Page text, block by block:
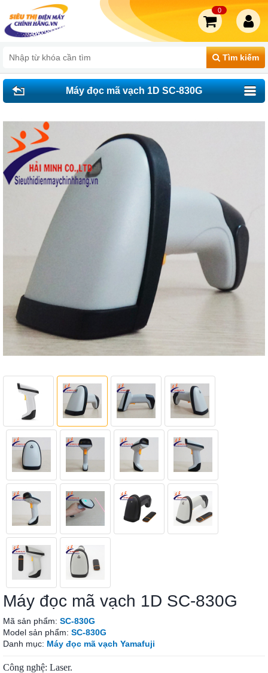
Tìm kiếm
0
Máy đọc mã vạch 1D SC-830G
Máy đọc mã vạch 1D SC-830G
Mã sản phẩm: SC-830G
Model sản phẩm: SC-830G
Danh mục: Máy đọc mã vạch Yamafuji
Công nghệ: Laser.